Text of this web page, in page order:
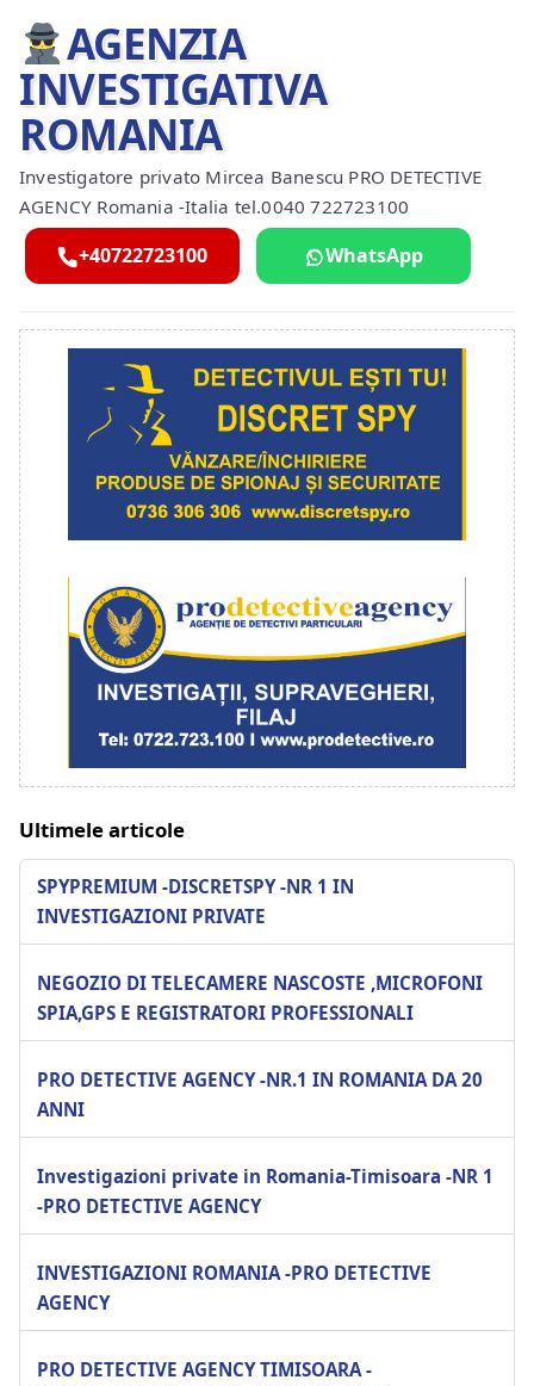
AGENZIA
INVESTIGATIVA
ROMANIA
Investigatore privato Mircea Banescu PRO DETECTIVE
AGENCY Romania -Italia tel.0040 722723100
+40722723100 WhatsApp
Ultimele articole
SPYPREMIUM -DISCRETSPY -NR 1 IN
INVESTIGAZIONI PRIVATE
NEGOZIO DI TELECAMERE NASCOSTE ,MICROFONI
SPIA,GPS E REGISTRATORI PROFESSIONALI
PRO DETECTIVE AGENCY -NR.1 IN ROMANIA DA 20
ANNI
Investigazioni private in Romania-Timisoara -NR 1
-PRO DETECTIVE AGENCY
INVESTIGAZIONI ROMANIA -PRO DETECTIVE
AGENCY
PRO DETECTIVE AGENCY TIMISOARA -